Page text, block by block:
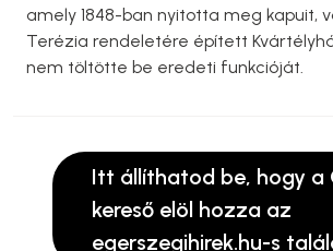
amely 1848-ban nyitotta meg kapuit,
Terézia rendeletére épített
nem töltötte be eredeti funkcióját.
Itt állíthatod be, hogy a
kereső elöl hozza az
egerszegihirek.hu-s